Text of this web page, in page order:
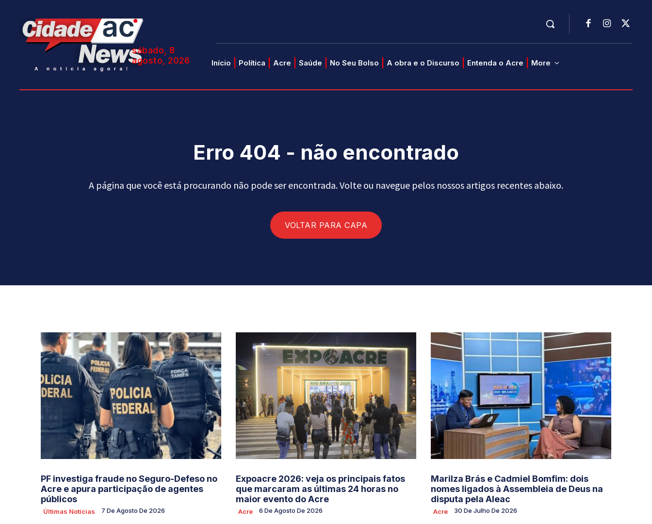
sábado, 8
agosto, 2026
Início Política Acre Saúde No Seu Bolso A obra e o Discurso Entenda o Acre More
Erro 404 - não encontrado
A página que você está procurando não pode ser encontrada. Volte ou navegue pelos nossos artigos recentes abaixo.
VOLTAR PARA CAPA
PF investiga fraude no Seguro-Defeso no
Acre e apura participação de agentes
públicos
Últimas Notícias 7 De Agosto De 2026
Expoacre 2026: veja os principais fatos
que marcaram as últimas 24 horas no
maior evento do Acre
Acre 6 De Agosto De 2026
Marilza Brás e Cadmiel Bomfim: dois
nomes ligados à Assembleia de Deus na
disputa pela Aleac
Acre 30 De Julho De 2026